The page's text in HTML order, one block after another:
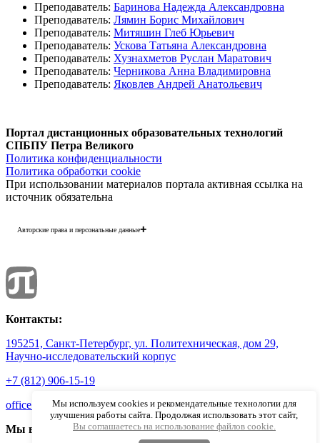
Преподаватель: Баринова Надежда Александровна
Преподаватель: Лямин Борис Михайлович
Преподаватель: Митяшин Глеб Юрьевич
Преподаватель: Ускова Татьяна Александровна
Преподаватель: Хузнахметов Руслан Маратович
Преподаватель: Черникова Анна Владимировна
Преподаватель: Яковлев Андрей Анатольевич
Портал дистанционных образовательных технологий
СПБПУ Петра Великого
Политика конфиденциальности
Политика обработки cookie
При использовании материалов портала активная ссылка на
источник обязательна
Авторские права и персональные данные
ст. 152.1 ГК РФ «Охрана изображения
гражданина», все фотоматериалы
являются объектами авторского права.
Их копирование и дальнейшее
использование без письменного согласия
Контакты:
195251, Санкт-Петербург, ул. Политехническая, дом 29,
Научно-исследовательский корпус
+7 (812) 906-15-19
office.ido@spbstu.ru
Мы в социальных ресурсах
Мы используем cookies и рекомендательные технологии для
улучшения работы сайта. Продолжая использовать этот сайт,
Вы соглашаетесь на использование файлов cookie.